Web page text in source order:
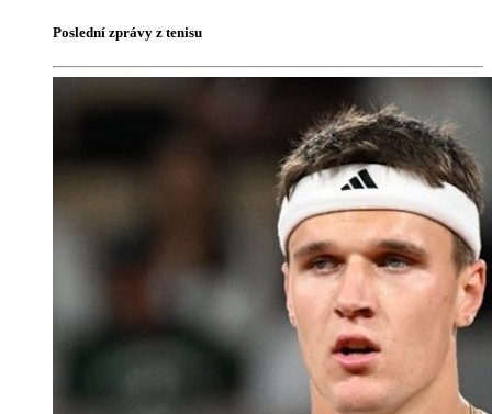
Poslední zprávy z tenisu